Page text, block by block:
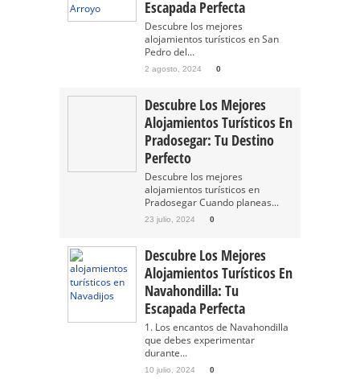
Escapada Perfecta
Descubre los mejores
alojamientos turísticos en San
Pedro del...
2 agosto, 2024 0
Descubre Los Mejores
Alojamientos Turísticos En
Pradosegar: Tu Destino
Perfecto
Descubre los mejores
alojamientos turísticos en
Pradosegar Cuando planeas...
23 julio, 2024 0
Descubre Los Mejores
Alojamientos Turísticos En
Navahondilla: Tu
Escapada Perfecta
1. Los encantos de Navahondilla
que debes experimentar
durante...
10 julio, 2024 0